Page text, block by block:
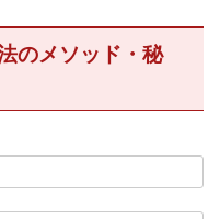
のメソッド・秘